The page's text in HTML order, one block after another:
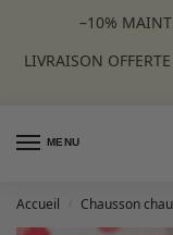
–10%
LIVRAISON
MENU
Accueil Chausson